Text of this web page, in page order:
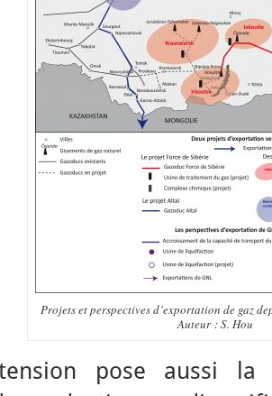
Projets et perspectives d’exportation de gaz
Auteur : S. Hou
pose aussi la